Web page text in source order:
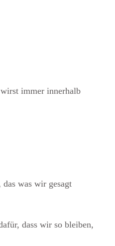
immer innerhalb
was wir gesagt
dass wir so bleiben,